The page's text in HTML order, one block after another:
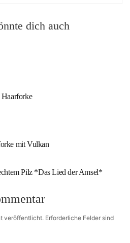
dich auch
mit Vulkan
Pilz *Das Lied der Amsel*
veröffentlicht. Erforderliche Felder sind